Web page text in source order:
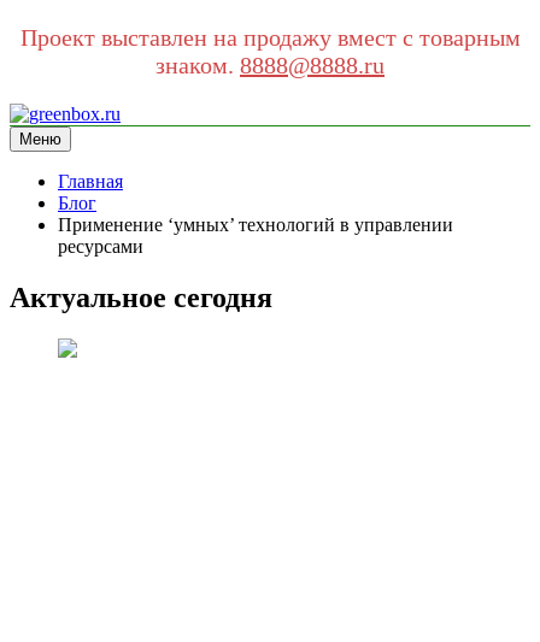
Проект выставлен на продажу вмест с товарным
знаком. 8888@8888.ru
Перейти
к
содержимому
greenbox.ru
сайт про экологию
Меню
Главная
Блог
Применение ‘умных’ технологий в управлении
ресурсами
Актуальное сегодня